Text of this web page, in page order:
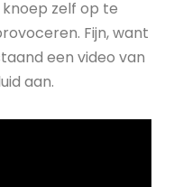
zelf op te
Fijn, want
een video van
aan.